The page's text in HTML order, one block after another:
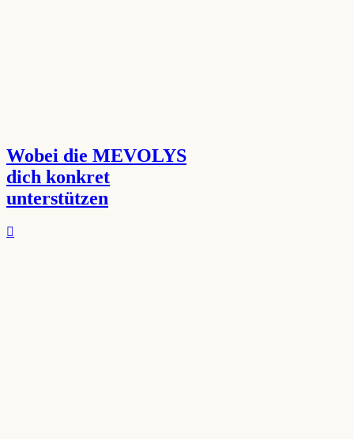
Wobei die MEVOLYS
dich konkret
unterstützen